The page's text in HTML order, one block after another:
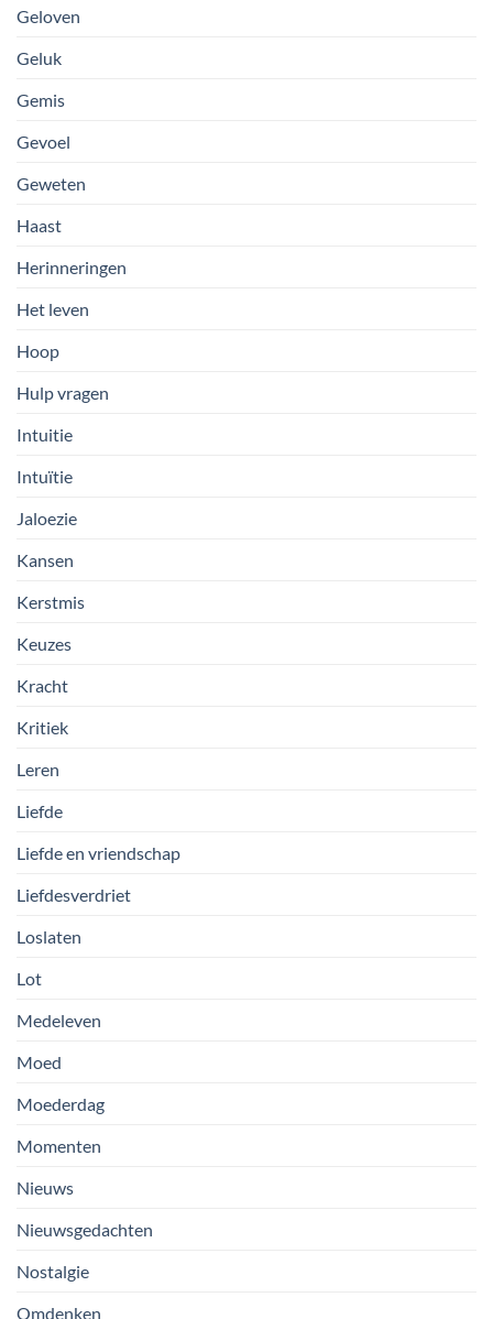
Geloven
Geluk
Gemis
Gevoel
Geweten
Haast
Herinneringen
Het leven
Hoop
Hulp vragen
Intuitie
Intuïtie
Jaloezie
Kansen
Kerstmis
Keuzes
Kracht
Kritiek
Leren
Liefde
Liefde en vriendschap
Liefdesverdriet
Loslaten
Lot
Medeleven
Moed
Moederdag
Momenten
Nieuws
Nieuwsgedachten
Nostalgie
Omdenken